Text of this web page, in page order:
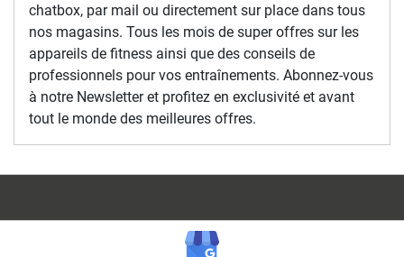
chatbox, par mail ou directement sur place dans tous
nos magasins. Tous les mois de super offres sur les
appareils de fitness ainsi que des conseils de
professionnels pour vos entraînements. Abonnez-vous
à notre Newsletter et profitez en exclusivité et avant
tout le monde des meilleures offres.